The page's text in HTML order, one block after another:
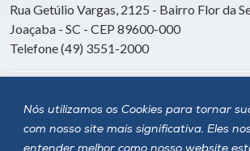
Nós utilizamos os Cookies para tornar
com nosso site mais significativa. Eles
entender melhor como nosso website
Rua Getúlio Vargas, 2125 - Bairro Flor da
Joaçaba - SC - CEP 89600-000
Telefone (49) 3551-2000
Siga a Unoesc